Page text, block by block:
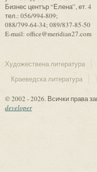
Бизнес център “Елена”, ет. 4
тел.: 056/994-809;
088/799-64-34; 089/837-85-50
E-mail: office@meridian27.com
Художествена литература
Краеведска литература
© 2002 - 2026. Всички права
developer